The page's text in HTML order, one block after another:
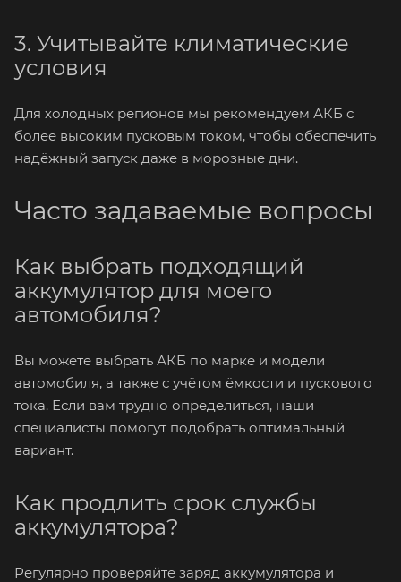
3. Учитывайте климатические
условия
Для холодных регионов мы рекомендуем АКБ с
более высоким пусковым током, чтобы обеспечить
надёжный запуск даже в морозные дни.
Часто задаваемые вопросы
Как выбрать подходящий
аккумулятор для моего
автомобиля?
Вы можете выбрать АКБ по марке и модели
автомобиля, а также с учётом ёмкости и пускового
тока. Если вам трудно определиться, наши
специалисты помогут подобрать оптимальный
вариант.
Как продлить срок службы
аккумулятора?
Регулярно проверяйте заряд аккумулятора и